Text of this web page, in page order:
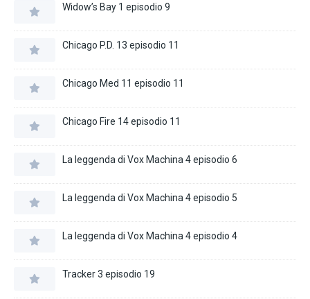
Widow’s Bay 1 episodio 9
Chicago P.D. 13 episodio 11
Chicago Med 11 episodio 11
Chicago Fire 14 episodio 11
La leggenda di Vox Machina 4 episodio 6
La leggenda di Vox Machina 4 episodio 5
La leggenda di Vox Machina 4 episodio 4
Tracker 3 episodio 19